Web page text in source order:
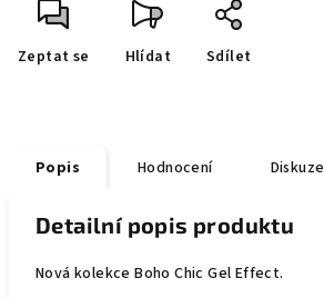
Zeptat se Hlídat Sdílet
Popis Hodnocení Diskuze
Detailní popis produktu
Nová kolekce Boho Chic Gel Effect.